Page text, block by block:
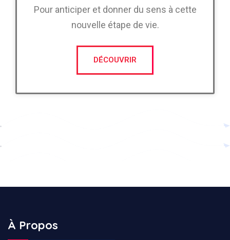
Pour anticiper et donner du sens à cette
nouvelle étape de vie.
DÉCOUVRIR
À Propos